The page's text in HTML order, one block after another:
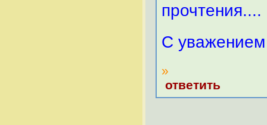
прочтения....
С
»
ответить